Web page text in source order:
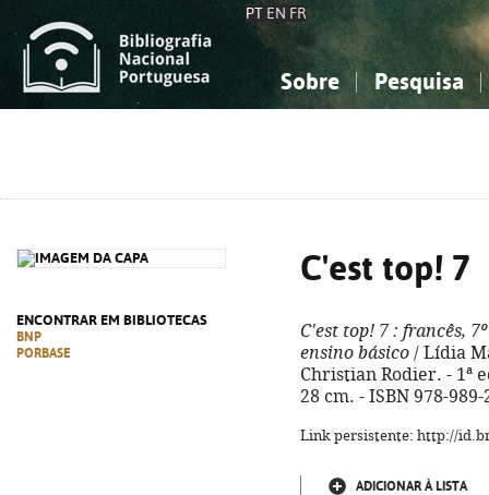
PT EN FR
Sobre Pesquisa
ENCONTRAR EM BIBLIOTECAS
BNP
PORBASE
C'est top! 7
C'est top! 7: francês,
ensino básico / Lídia
Christian Rodier. - 1ª
28 cm. - ISBN 978-989-
Link persistente: http://
ADICIONAR À LISTA